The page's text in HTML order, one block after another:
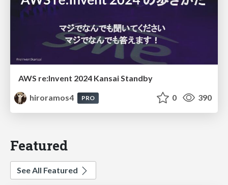
AWS re:Invent 2024 Kansai Standby
hiroramos4
PRO 0 390
Featured
See All Featured